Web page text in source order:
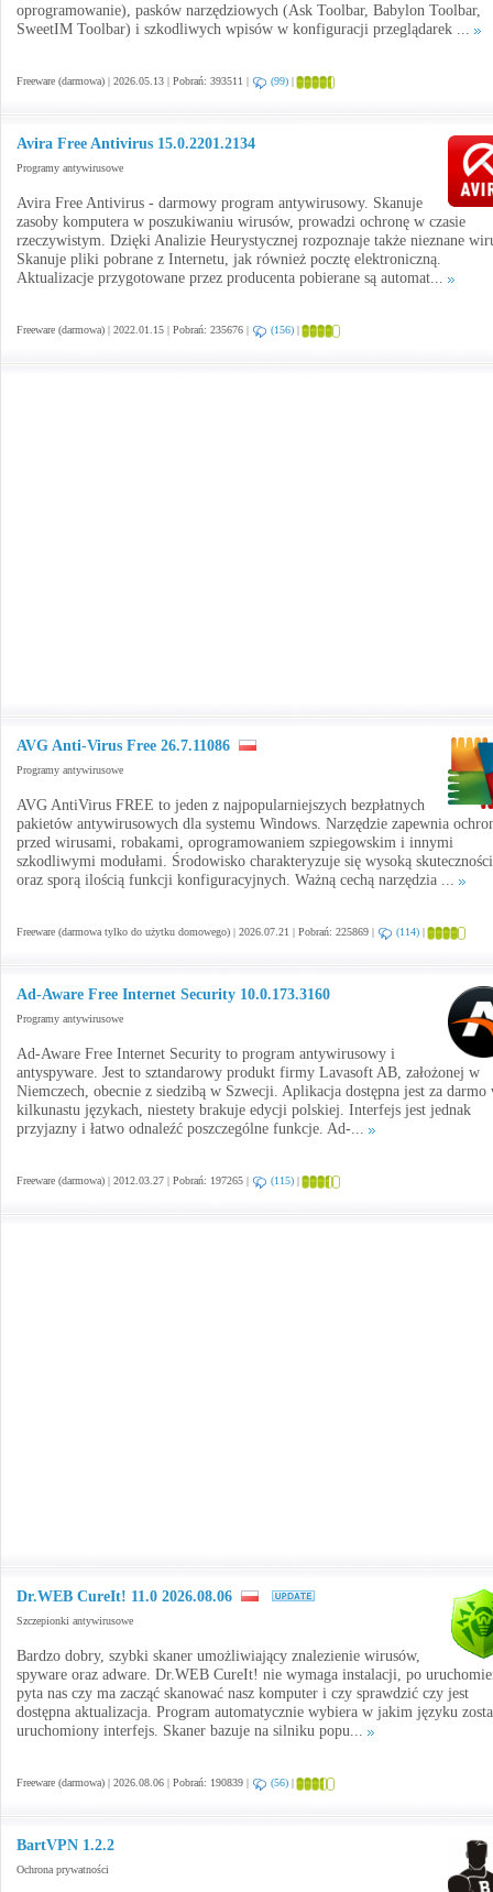
oprogramowanie), pasków narzędziowych (Ask Toolbar, Babylon Toolbar,
SweetIM Toolbar) i szkodliwych wpisów w konfiguracji przeglądarek ...
Freeware (darmowa) | 2026.05.13 | Pobrań: 393511 | (99) |
Avira Free Antivirus 15.0.2201.2134
Programy antywirusowe
Avira Free Antivirus - darmowy program antywirusowy. Skanuje
zasoby komputera w poszukiwaniu wirusów, prowadzi ochronę w czasie
rzeczywistym. Dzięki Analizie Heurystycznej rozpoznaje także nieznane
Skanuje pliki pobrane z Internetu, jak również pocztę elektroniczną.
Aktualizacje przygotowane przez producenta pobierane są automat...
Freeware (darmowa) | 2022.01.15 | Pobrań: 235676 | (156) |
AVG Anti-Virus Free 26.7.11086
Programy antywirusowe
AVG AntiVirus FREE to jeden z najpopularniejszych bezpłatnych
pakietów antywirusowych dla systemu Windows. Narzędzie zapewnia
przed wirusami, robakami, oprogramowaniem szpiegowskim i innymi
szkodliwymi modułami. Środowisko charakteryzuje się wysoką
oraz sporą ilością funkcji konfiguracyjnych. Ważną cechą narzędzia ...
Freeware (darmowa tylko do użytku domowego) | 2026.07.21 | Pobrań: 225869 | (114) |
Ad-Aware Free Internet Security 10.0.173.3160
Programy antywirusowe
Ad-Aware Free Internet Security to program antywirusowy i
antyspyware. Jest to sztandarowy produkt firmy Lavasoft AB, założonej w
Niemczech, obecnie z siedzibą w Szwecji. Aplikacja dostępna jest za darmo
kilkunastu językach, niestety brakuje edycji polskiej. Interfejs jest jednak
przyjazny i łatwo odnaleźć poszczególne funkcje. Ad-...
Freeware (darmowa) | 2012.03.27 | Pobrań: 197265 | (115) |
Dr.WEB CureIt! 11.0 2026.08.06
Szczepionki antywirusowe
Bardzo dobry, szybki skaner umożliwiający znalezienie wirusów,
spyware oraz adware. Dr.WEB CureIt! nie wymaga instalacji, po
pyta nas czy ma zacząć skanować nasz komputer i czy sprawdzić czy jest
dostępna aktualizacja. Program automatycznie wybiera w jakim języku
uruchomiony interfejs. Skaner bazuje na silniku popu...
Freeware (darmowa) | 2026.08.06 | Pobrań: 190839 | (56) |
BartVPN 1.2.2
Ochrona prywatności